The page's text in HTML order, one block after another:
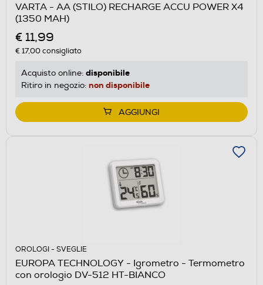
VARTA - AA (STILO) RECHARGE ACCU POWER X4
(1350 MAH)
€ 11,99
€ 17,00consigliato
Acquisto online: disponibile
Ritiro in negozio: non disponibile
AGGIUNGI
OROLOGI - SVEGLIE
EUROPA TECHNOLOGY - Igrometro - Termometro
con orologio DV-512 HT-BIANCO